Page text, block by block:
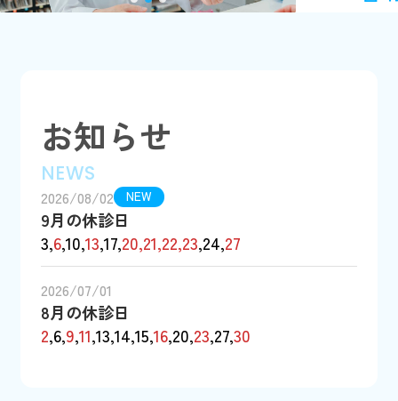
お知らせ
NEWS
2026/08/02 NEW
9月の休診日
3,6,10,13,17,20,21,22,23,24,27
2026/07/01
8月の休診日
2,6,9,11,13,14,15,16,20,23,27,30